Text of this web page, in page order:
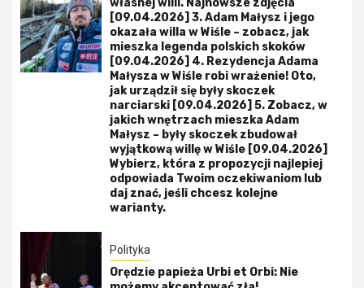
[09.04.2026] 3. Adam Małysz i jego
okazała willa w Wiśle – zobacz, jak
mieszka legenda polskich skoków
[09.04.2026] 4. Rezydencja Adama
Małysza w Wiśle robi wrażenie! Oto,
jak urządził się były skoczek
narciarski [09.04.2026] 5. Zobacz, w
jakich wnętrzach mieszka Adam
Małysz – były skoczek zbudował
wyjątkową willę w Wiśle [09.04.2026]
Wybierz, która z propozycji najlepiej
odpowiada Twoim oczekiwaniom lub
daj znać, jeśli chcesz kolejne
warianty.
Polityka
Orędzie papieża Urbi et Orbi: Nie